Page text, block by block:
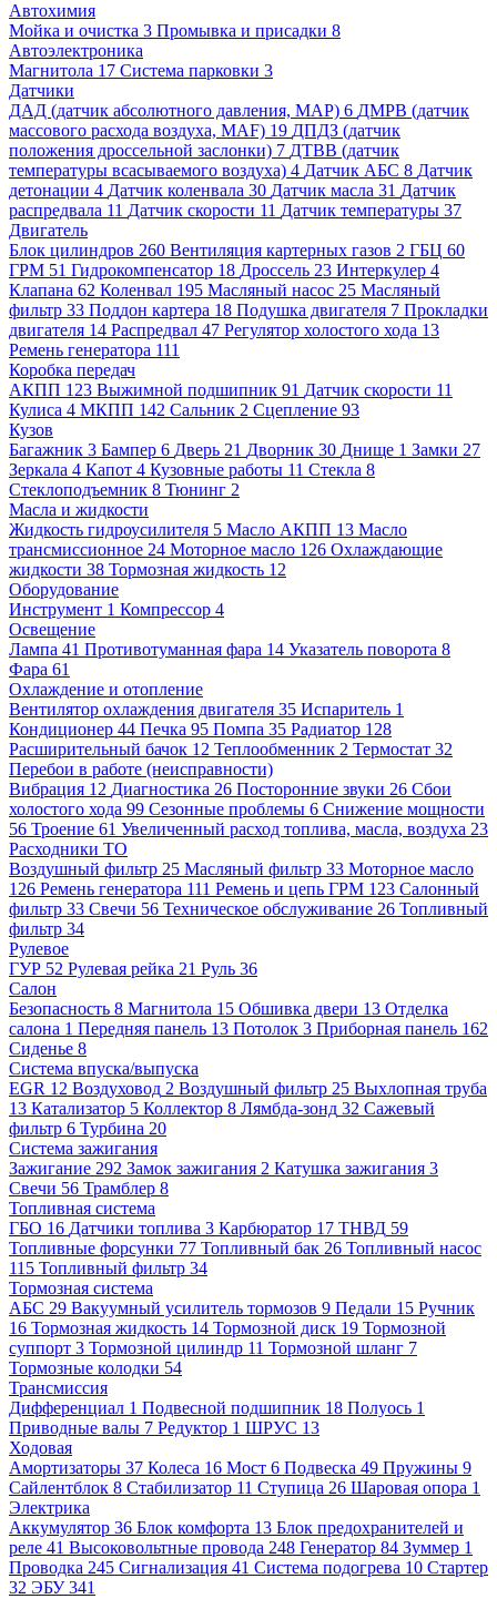
Автохимия
Мойка и очистка 3 Промывка и присадки 8
Автоэлектроника
Магнитола 17 Система парковки 3
Датчики
ДАД (датчик абсолютного давления, MAP) 6 ДМРВ (датчик
массового расхода воздуха, MAF) 19 ДПДЗ (датчик
положения дроссельной заслонки) 7 ДТВВ (датчик
температуры всасываемого воздуха) 4 Датчик АБС 8 Датчик
детонации 4 Датчик коленвала 30 Датчик масла 31 Датчик
распредвала 11 Датчик скорости 11 Датчик температуры 37
Двигатель
Блок цилиндров 260 Вентиляция картерных газов 2 ГБЦ 60
ГРМ 51 Гидрокомпенсатор 18 Дроссель 23 Интеркулер 4
Клапана 62 Коленвал 195 Масляный насос 25 Масляный
фильтр 33 Поддон картера 18 Подушка двигателя 7 Прокладки
двигателя 14 Распредвал 47 Регулятор холостого хода 13
Ремень генератора 111
Коробка передач
АКПП 123 Выжимной подшипник 91 Датчик скорости 11
Кулиса 4 МКПП 142 Сальник 2 Сцепление 93
Кузов
Багажник 3 Бампер 6 Дверь 21 Дворник 30 Днище 1 Замки 27
Зеркала 4 Капот 4 Кузовные работы 11 Стекла 8
Стеклоподъемник 8 Тюнинг 2
Масла и жидкости
Жидкость гидроусилителя 5 Масло АКПП 13 Масло
трансмиссионное 24 Моторное масло 126 Охлаждающие
жидкости 38 Тормозная жидкость 12
Оборудование
Инструмент 1 Компрессор 4
Освещение
Лампа 41 Противотуманная фара 14 Указатель поворота 8
Фара 61
Охлаждение и отопление
Вентилятор охлаждения двигателя 35 Испаритель 1
Кондиционер 44 Печка 95 Помпа 35 Радиатор 128
Расширительный бачок 12 Теплообменник 2 Термостат 32
Перебои в работе (неисправности)
Вибрация 12 Диагностика 26 Посторонние звуки 26 Сбои
холостого хода 99 Сезонные проблемы 6 Снижение мощности
56 Троение 61 Увеличенный расход топлива, масла, воздуха 23
Расходники ТО
Воздушный фильтр 25 Масляный фильтр 33 Моторное масло
126 Ремень генератора 111 Ремень и цепь ГРМ 123 Салонный
фильтр 33 Свечи 56 Техническое обслуживание 26 Топливный
фильтр 34
Рулевое
ГУР 52 Рулевая рейка 21 Руль 36
Салон
Безопасность 8 Магнитола 15 Обшивка двери 13 Отделка
салона 1 Передняя панель 13 Потолок 3 Приборная панель 162
Сиденье 8
Система впуска/выпуска
EGR 12 Воздуховод 2 Воздушный фильтр 25 Выхлопная труба
13 Катализатор 5 Коллектор 8 Лямбда-зонд 32 Сажевый
фильтр 6 Турбина 20
Система зажигания
Зажигание 292 Замок зажигания 2 Катушка зажигания 3
Свечи 56 Трамблер 8
Топливная система
ГБО 16 Датчики топлива 3 Карбюратор 17 ТНВД 59
Топливные форсунки 77 Топливный бак 26 Топливный насос
115 Топливный фильтр 34
Тормозная система
АБС 29 Вакуумный усилитель тормозов 9 Педали 15 Ручник
16 Тормозная жидкость 14 Тормозной диск 19 Тормозной
суппорт 3 Тормозной цилиндр 11 Тормозной шланг 7
Тормозные колодки 54
Трансмиссия
Дифференциал 1 Подвесной подшипник 18 Полуось 1
Приводные валы 7 Редуктор 1 ШРУС 13
Ходовая
Амортизаторы 37 Колеса 16 Мост 6 Подвеска 49 Пружины 9
Сайлентблок 8 Стабилизатор 11 Ступица 26 Шаровая опора 1
Электрика
Аккумулятор 36 Блок комфорта 13 Блок предохранителей и
реле 41 Высоковольтные провода 248 Генератор 84 Зуммер 1
Проводка 245 Сигнализация 41 Система подогрева 10 Стартер
32 ЭБУ 341